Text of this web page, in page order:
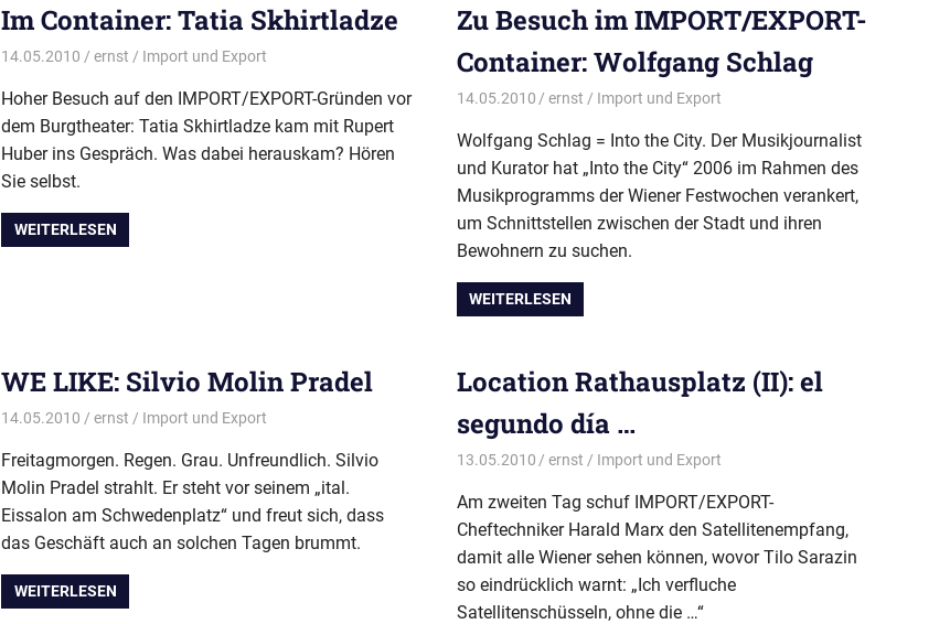
Im Container: Tatia Skhirtladze
14.05.2010 ernst Import und Export
Hoher Besuch auf den IMPORT/EXPORT-Gründen vor
dem Burgtheater: Tatia Skhirtladze kam mit Rupert
Huber ins Gespräch. Was dabei herauskam? Hören
Sie selbst.
WEITERLESEN
Zu Besuch im IMPORT/EXPORT-
Container: Wolfgang Schlag
14.05.2010 ernst Import und Export
Wolfgang Schlag = Into the City. Der Musikjournalist
und Kurator hat „Into the City“ 2006 im Rahmen des
Musikprogramms der Wiener Festwochen verankert,
um Schnittstellen zwischen der Stadt und ihren
Bewohnern zu suchen.
WEITERLESEN
WE LIKE: Silvio Molin Pradel
14.05.2010 ernst Import und Export
Freitagmorgen. Regen. Grau. Unfreundlich. Silvio
Molin Pradel strahlt. Er steht vor seinem „ital.
Eissalon am Schwedenplatz“ und freut sich, dass
das Geschäft auch an solchen Tagen brummt.
WEITERLESEN
Location Rathausplatz (II): el
segundo día …
13.05.2010 ernst Import und Export
Am zweiten Tag schuf IMPORT/EXPORT-
Cheftechniker Harald Marx den Satellitenempfang,
damit alle Wiener sehen können, wovor Tilo Sarazin
so eindrücklich warnt: „Ich verfluche
Satellitenschüsseln, ohne die …“